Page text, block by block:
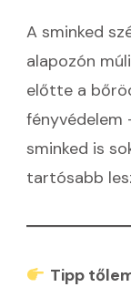
A sminked
alapozón
előtte a
fényvédelem
sminked is
tartósabb
Tipp